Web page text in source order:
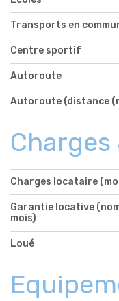
Transports en
Centre sportif
Autoroute
Autoroute (distance
Charges
Charges locataire
Garantie locative
mois)
Loué